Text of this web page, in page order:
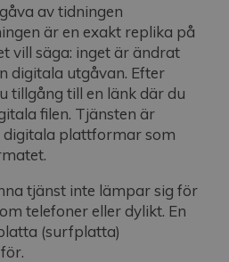
av tidningen
är en exakt replika på
vill säga: inget är ändrat
digitala utgåvan. Efter
tillgång till en länk där du
filen. Tjänsten är
plattformar som
tjänst inte lämpar sig för
telefoner eller dylikt. En
(surfplatta)